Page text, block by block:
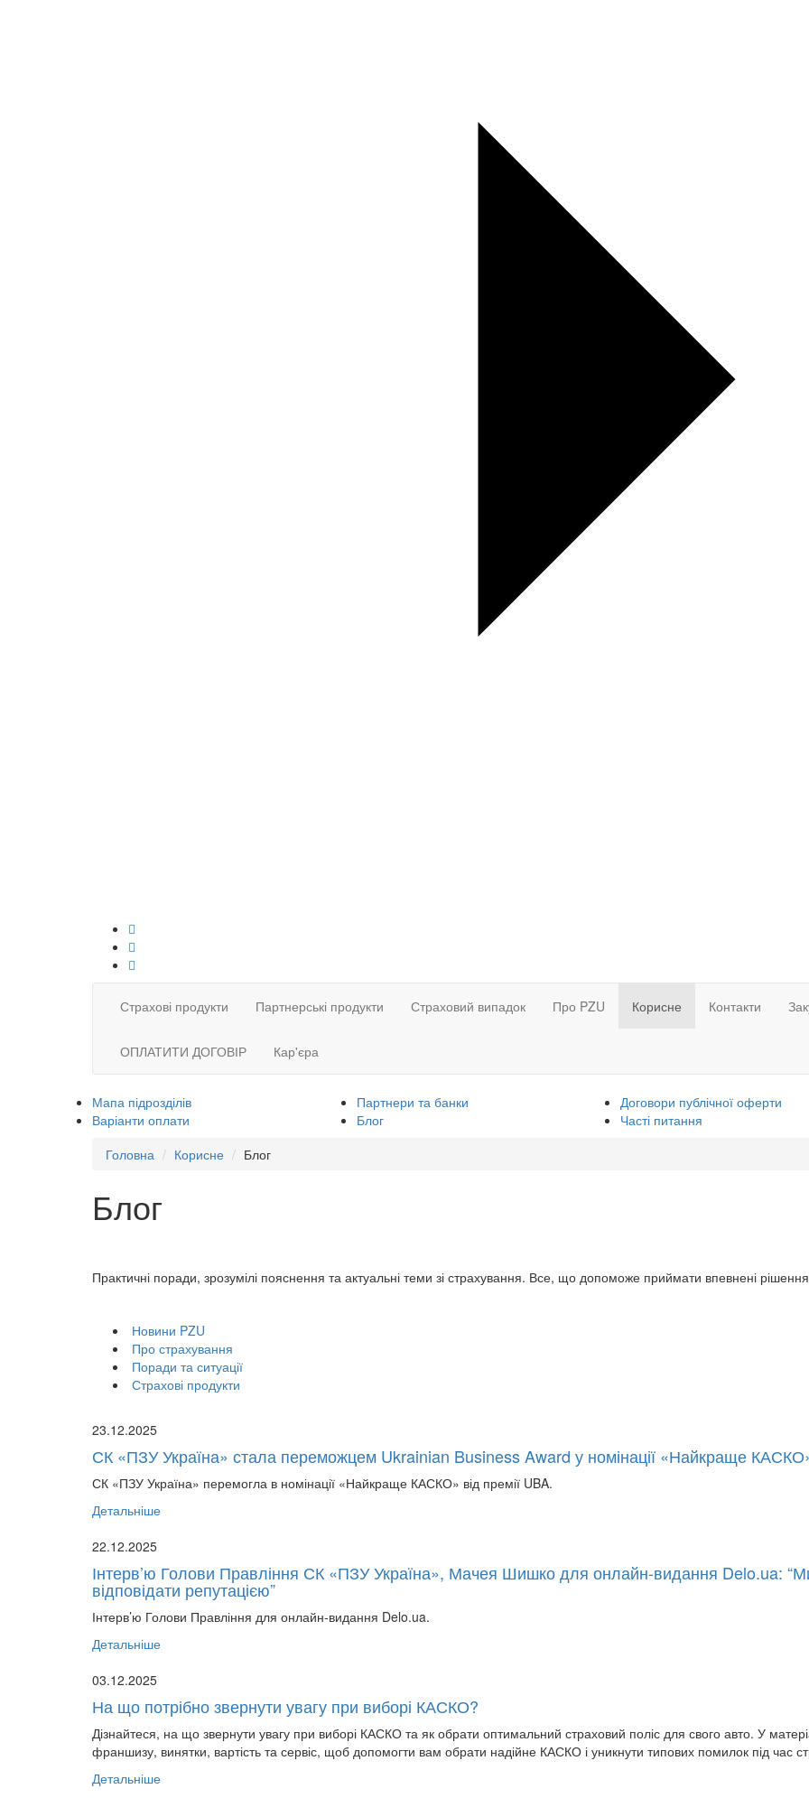
Страхові продукти Партнерські продукти Страховий випадок Про PZU Корисне Контакти
ОПЛАТИТИ ДОГОВІР Кар'єра
Мапа підрозділів
Варіанти оплати
Партнери та банки
Блог
Договори публічної оферти
Часті питання
Головна
Корисне Блог
Блог
Практичні поради, зрозумілі пояснення та актуальні теми зі страхування. Все, що допоможе приймати впевнені рішення
Новини PZU
Про страхування
Поради та ситуації
Страхові продукти
23.12.2025
СК «ПЗУ Україна» стала переможцем Ukrainian Business Award у номінації «Найкраще
СК «ПЗУ Україна» перемогла в номінації «Найкраще КАСКО» від премії UBA.
Детальніше
22.12.2025
Інтерв’ю Голови Правління СК «ПЗУ Україна», Мачея Шишко для онлайн-видання Delo.ua:
відповідати репутацією”
Інтерв’ю Голови Правління для онлайн-видання Delo.ua.
Детальніше
03.12.2025
На що потрібно звернути увагу при виборі КАСКО?
Дізнайтеся, на що звернути увагу при виборі КАСКО та як обрати оптимальний страховий поліс для свого авто. У
франшизу, винятки, вартість та сервіс, щоб допомогти вам обрати надійне КАСКО і уникнути типових помилок під час
Детальніше